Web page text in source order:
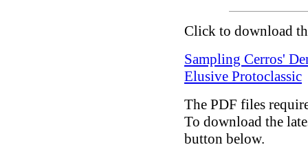
Click to download
Sampling Cerros'
Elusive Protoclassic
The PDF files
To download the
button below.